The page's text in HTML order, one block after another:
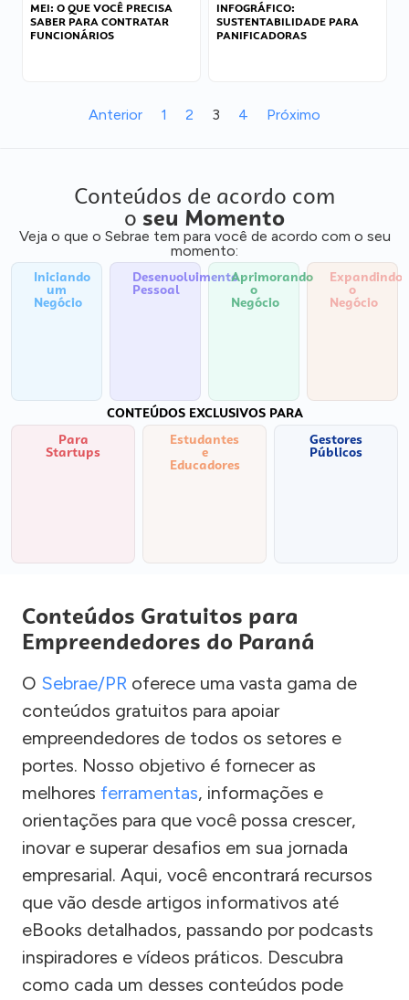
MEI: O QUE VOCÊ PRECISA
SABER PARA CONTRATAR
FUNCIONÁRIOS
INFOGRÁFICO:
SUSTENTABILIDADE PARA
PANIFICADORAS
Anterior 1 2 3 4 Próximo
Conteúdos de acordo com
o seu Momento
Veja o que o Sebrae tem para você de acordo com o seu
momento:
Iniciando
um
Negócio
Desenvolvimento
Pessoal
Aprimorando
o
Negócio
Expandindo
o
Negócio
CONTEÚDOS EXCLUSIVOS PARA
Para
Startups
Estudantes
e
Educadores
Gestores
Públicos
Conteúdos Gratuitos para
Empreendedores do Paraná
O Sebrae/PR oferece uma vasta gama de
conteúdos gratuitos para apoiar
empreendedores de todos os setores e
portes. Nosso objetivo é fornecer as
melhores ferramentas, informações e
orientações para que você possa crescer,
inovar e superar desafios em sua jornada
empresarial. Aqui, você encontrará recursos
que vão desde artigos informativos até
eBooks detalhados, passando por podcasts
inspiradores e vídeos práticos. Descubra
como cada um desses conteúdos pode